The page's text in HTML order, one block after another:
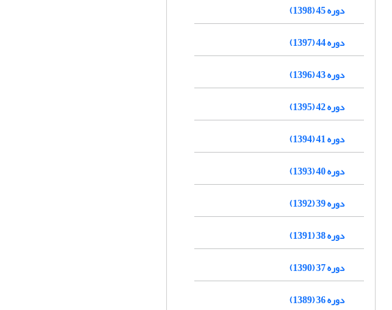
دوره 45 (1398)
دوره 44 (1397)
دوره 43 (1396)
دوره 42 (1395)
دوره 41 (1394)
دوره 40 (1393)
دوره 39 (1392)
دوره 38 (1391)
دوره 37 (1390)
دوره 36 (1389)